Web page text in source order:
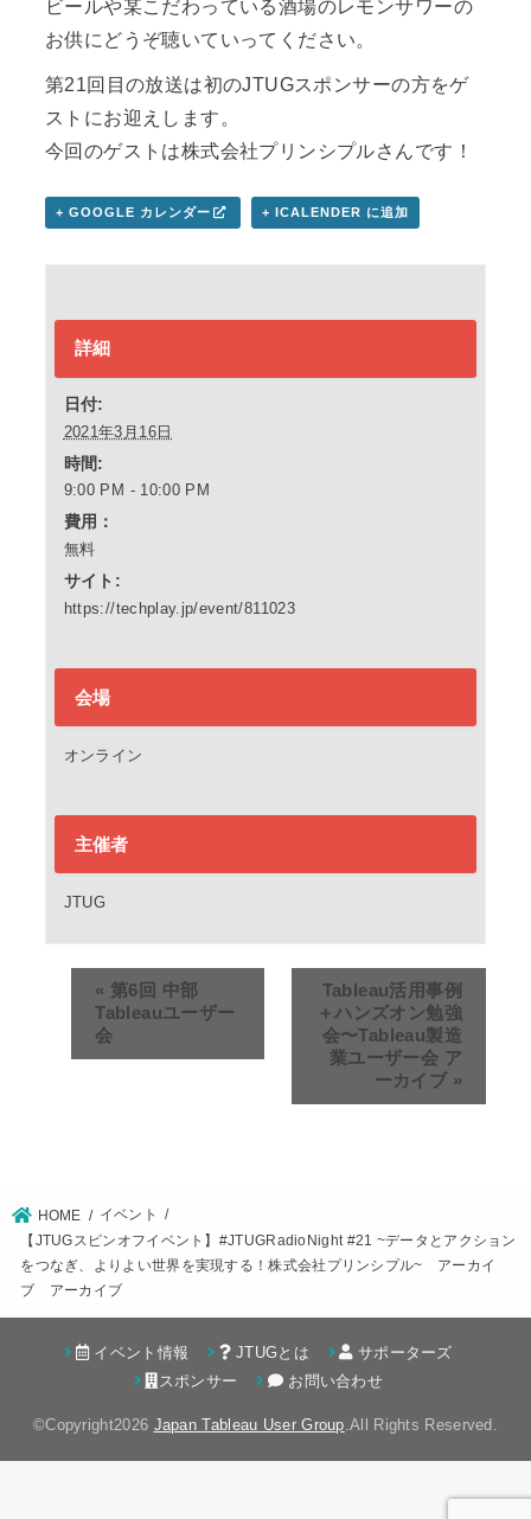
ビールや某こだわっている酒場のレモンサワーの
お供にどうぞ聴いていってください。
第21回目の放送は初のJTUGスポンサーの方をゲ
ストにお迎えします。
今回のゲストは株式会社プリンシプルさんです！
+ GOOGLE カレンダー + ICALENDER に追加
詳細
日付:
2021年3月16日
時間:
9:00 PM - 10:00 PM
費用：
無料
サイト:
https://techplay.jp/event/811023
会場
オンライン
主催者
JTUG
« 第6回 中部
Tableauユーザー
会
Tableau活用事例
＋ハンズオン勉強
会〜Tableau製造
業ユーザー会 ア
ーカイブ »
HOME
イベント
【JTUGスピンオフイベント】#JTUGRadioNight​ #21 ~データとアクション
をつなぎ、よりよい世界を実現する！株式会社プリンシプル~ アーカイ
ブ アーカイブ
イベント情報 JTUGとは
サポーターズ
スポンサー
お問い合わせ
©Copyright2026 Japan Tableau User Group .All Rights Reserved.